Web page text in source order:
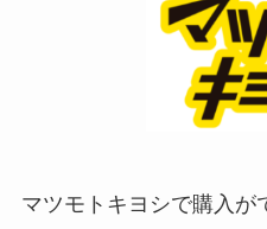
マツモトキヨシで購入が